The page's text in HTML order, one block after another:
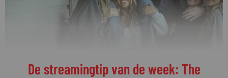
De streamingtip van de week: The